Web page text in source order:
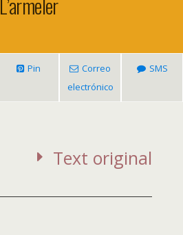
Pin
Correo
electrónico
SMS
Text original